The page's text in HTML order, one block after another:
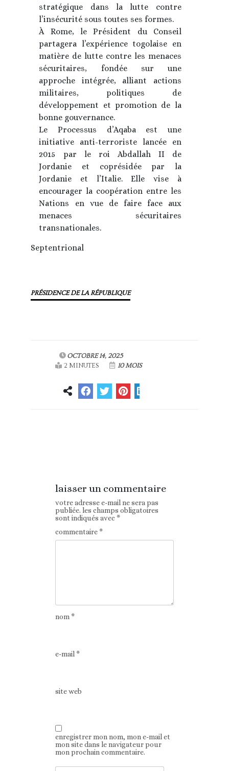
stratégique dans la lutte contre
l’insécurité sous toutes ses formes.
À Rome, le Président du Conseil
partagera l’expérience togolaise en
matière de lutte contre les menaces
sécuritaires, fondée sur une
approche intégrée, alliant actions
militaires, politiques de
développement et promotion de la
bonne gouvernance.
Le Processus d’Aqaba est une
initiative anti-terroriste lancée en
2015 par le roi Abdallah II de
Jordanie et coprésidée par la
Jordanie et l’Italie. Elle vise à
encourager la coopération entre les
Nations en vue de faire face aux
menaces sécuritaires
transnationales.
Septentrional
PRÉSIDENCE DE LA RÉPUBLIQUE
OCTOBRE 14, 2025
2 MINUTES
10 MOIS
laisser un commentaire
votre adresse e-mail ne sera pas
publiée. les champs obligatoires
sont indiqués avec*
commentaire*
nom*
e-mail*
site web
enregistrer mon nom, mon e-mail et
mon site dans le navigateur pour
mon prochain commentaire.